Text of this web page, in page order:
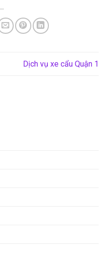
Dịch vụ xe cẩu Quận 1